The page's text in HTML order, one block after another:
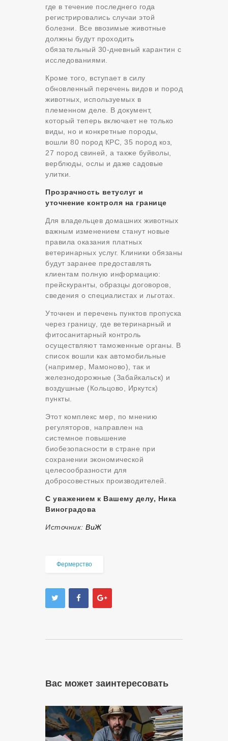
где в течение последнего года
регистрировались случаи этой
болезни. Все ввозимые животные
должны будут проходить
обязательный 30-дневный карантин с
исследованиями.
Кроме того, вступает в силу
обновленный перечень видов и пород
животных, используемых в
племенном деле. В документ,
который теперь включает не только
виды, но и конкретные породы,
вошли 80 пород КРС, 35 пород коз,
27 пород свиней, а также буйволы,
верблюды, ослы и даже садовые
улитки.
Прозрачность ветуслуг и
уточнение контроля на границе
Для владельцев домашних животных
важным изменением станут новые
правила оказания платных
ветеринарных услуг. Клиники обязаны
будут заранее предоставлять
клиентам полную информацию:
прейскуранты, образцы договоров,
сведения о специалистах и льготах.
Уточнен и перечень пунктов пропуска
через границу, где ветеринарный и
фитосанитарный контроль
осуществляют таможенные органы. В
список вошли как автомобильные
(например, Мамоново), так и
железнодорожные (Забайкальск) и
воздушные (Кольцово, Иркутск)
пункты.
Этот комплекс мер, по мнению
регуляторов, направлен на
системное повышение
биобезопасности в стране при
сохранении экономической
целесообразности для
добросовестных производителей.
С уважением к Вашему делу, Ника
Виноградова
Источник: ВиЖ
Фермерство
Вас может заинтересовать